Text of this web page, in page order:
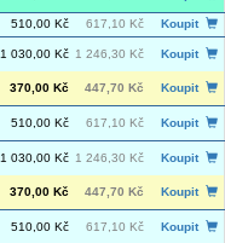
510,00 Kč 617,10 Kč
Koupit
1 030,00 Kč 1 246,30 Kč
Koupit
370,00 Kč 447,70 Kč
Koupit
510,00 Kč 617,10 Kč
Koupit
1 030,00 Kč 1 246,30 Kč
Koupit
370,00 Kč 447,70 Kč
Koupit
510,00 Kč 617,10 Kč
Koupit